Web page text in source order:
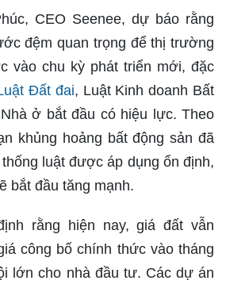
CEO Seenee, dự báo rằng
đệm quan trọng để thị trường
vào chu kỳ phát triển mới, đặc
Đất đai, Luật Kinh doanh Bất
ở bắt đầu có hiệu lực. Theo
khủng hoảng bất động sản đã
luật được áp dụng ổn định,
bắt đầu tăng mạnh.
rằng hiện nay, giá đất vẫn
công bố chính thức vào tháng
lớn cho nhà đầu tư. Các dự án